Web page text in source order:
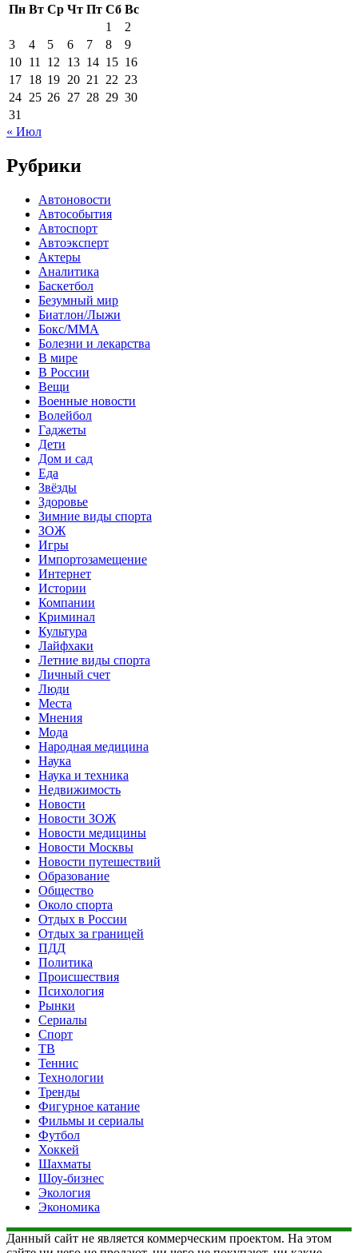
Пн Вт Ср Чт Пт Сб Вс
1
2
3
4 5 6 7 8
9
10 11 12 13 14 15 16
17 18 19 20 21 22 23
24 25 26 27 28 29 30
31
« Июл
Рубрики
Автоновости
Автособытия
Автоспорт
Автоэксперт
Актеры
Аналитика
Баскетбол
Безумный мир
Биатлон/Лыжи
Бокс/MMA
Болезни и лекарства
В мире
В России
Вещи
Военные новости
Волейбол
Гаджеты
Дети
Дом и сад
Еда
Звёзды
Здоровье
Зимние виды спорта
ЗОЖ
Игры
Импортозамещение
Интернет
Истории
Компании
Криминал
Культура
Лайфхаки
Летние виды спорта
Личный счет
Люди
Места
Мнения
Мода
Народная медицина
Наука
Наука и техника
Недвижимость
Новости
Новости ЗОЖ
Новости медицины
Новости Москвы
Новости путешествий
Образование
Общество
Около спорта
Отдых в России
Отдых за границей
ПДД
Политика
Происшествия
Психология
Рынки
Сериалы
Спорт
ТВ
Теннис
Технологии
Тренды
Фигурное катание
Фильмы и сериалы
Футбол
Хоккей
Шахматы
Шоу-бизнес
Экология
Экономика
Данный сайт не является коммерческим проектом. На этом